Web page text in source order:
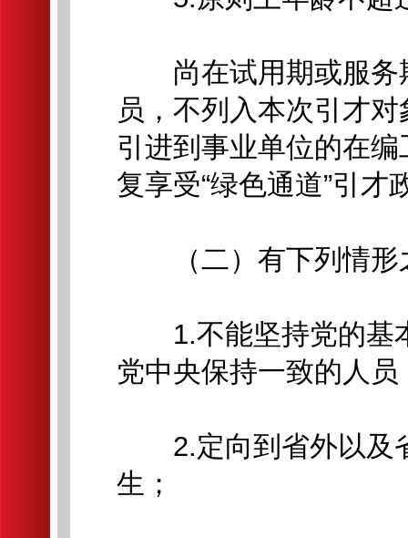
尚在试用期或服务
员，不列入本次引才
引进到事业单位的在
复享受“绿色通道”引才
（二）有下列情形
1.不能坚持党的基
党中央保持一致的人员
2.定向到省外以及
生；